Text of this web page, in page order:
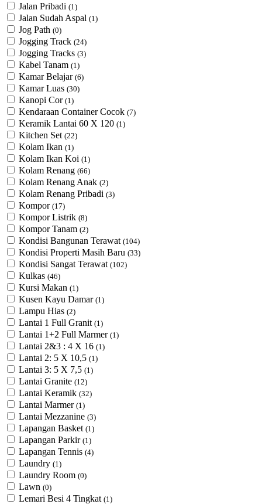
Jalan Pribadi (1)
Jalan Sudah Aspal (1)
Jog Path (0)
Jogging Track (24)
Jogging Tracks (3)
Kabel Tanam (1)
Kamar Belajar (6)
Kamar Luas (30)
Kanopi Cor (1)
Kendaraan Container Cocok (7)
Keramik Lantai 60 X 120 (1)
Kitchen Set (22)
Kolam Ikan (1)
Kolam Ikan Koi (1)
Kolam Renang (66)
Kolam Renang Anak (2)
Kolam Renang Pribadi (3)
Kompor (17)
Kompor Listrik (8)
Kompor Tanam (2)
Kondisi Bangunan Terawat (104)
Kondisi Properti Masih Baru (33)
Kondisi Sangat Terawat (102)
Kulkas (46)
Kursi Makan (1)
Kusen Kayu Damar (1)
Lampu Hias (2)
Lantai 1 Full Granit (1)
Lantai 1+2 Full Marmer (1)
Lantai 2&3 : 4 X 16 (1)
Lantai 2: 5 X 10,5 (1)
Lantai 3: 5 X 7,5 (1)
Lantai Granite (12)
Lantai Keramik (32)
Lantai Marmer (1)
Lantai Mezzanine (3)
Lapangan Basket (1)
Lapangan Parkir (1)
Lapangan Tennis (4)
Laundry (1)
Laundry Room (0)
Lawn (0)
Lemari Besi 4 Tingkat (1)